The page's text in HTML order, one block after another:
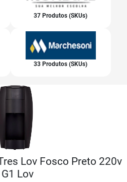
37 Produtos (SKUs)
33 Produtos (SKUs)
Lov Fosco Preto 220v
Lov